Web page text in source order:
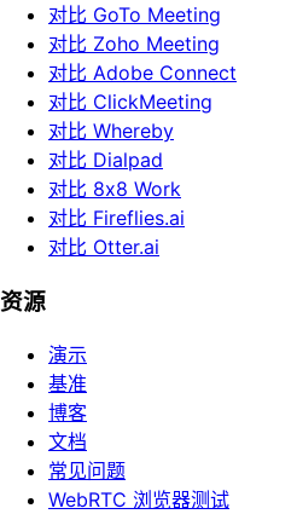
对比 GoTo Meeting
对比 Zoho Meeting
对比 Adobe Connect
对比 ClickMeeting
对比 Whereby
对比 Dialpad
对比 8x8 Work
对比 Fireflies.ai
对比 Otter.ai
资源
演示
基准
博客
文档
常见问题
WebRTC 浏览器测试